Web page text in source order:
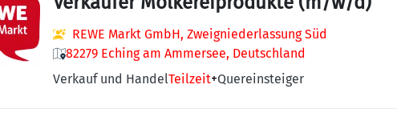
REWE Markt GmbH, Zweigniederlassung Süd
82279 Eching am Ammersee, Deutschland
Verkauf und HandelTeilzeit+Quereinsteiger